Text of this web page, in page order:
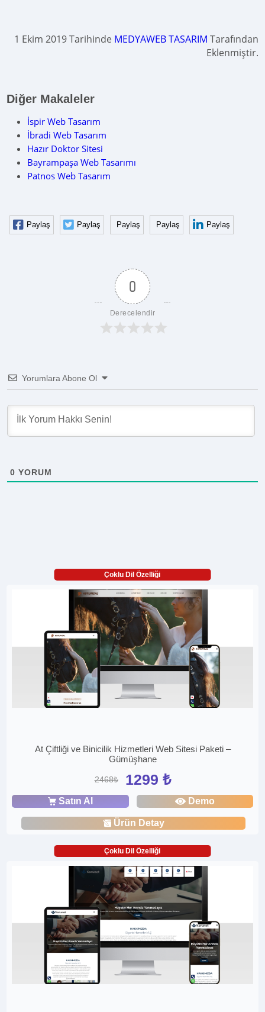
1 Ekim 2019 Tarihinde MEDYAWEB TASARIM Tarafından
Eklenmiştir.
Diğer Makaleler
İspir Web Tasarım
İbradi Web Tasarım
Hazır Doktor Sitesi
Bayrampaşa Web Tasarımı
Patnos Web Tasarım
Paylaş Paylaş Paylaş Paylaş Paylaş
0
Derecelendir
Yorumlara Abone Ol
0 YORUM
Çoklu Dil Özelliği
At Çiftliği ve Binicilik Hizmetleri Web Sitesi Paketi –
Gümüşhane
2468₺ 1299 ₺
Satın Al Demo
Ürün Detay
Çoklu Dil Özelliği